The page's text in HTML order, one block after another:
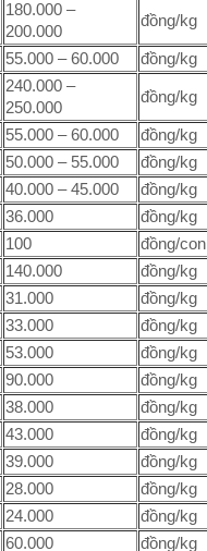
180.000 –
200.000
đồng/kg
55.000 – 60.000 đồng/kg
240.000 –
250.000
đồng/kg
55.000 – 60.000 đồng/kg
50.000 – 55.000 đồng/kg
40.000 – 45.000 đồng/kg
36.000 đồng/kg
100 đồng/con
140.000 đồng/kg
31.000 đồng/kg
33.000 đồng/kg
53.000 đồng/kg
90.000 đồng/kg
38.000 đồng/kg
43.000 đồng/kg
39.000 đồng/kg
28.000 đồng/kg
24.000 đồng/kg
60.000 đồng/kg